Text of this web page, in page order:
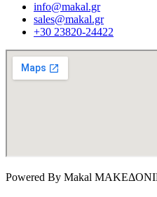
info@makal.gr
sales@makal.gr
+30 23820-24422
Powered By Makal